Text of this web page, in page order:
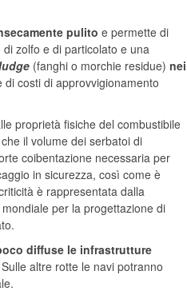
pulito e permette di
zolfo e di particolato e una
(fanghi o morchie residue) nei
di costi di approvvigionamento
proprietà fisiche del combustibile
il volume dei serbatoi di
coibentazione necessaria per
in sicurezza, così come è
è rappresentata dalla
per la progettazione di
diffuse le infrastrutture
altre rotte le navi potranno